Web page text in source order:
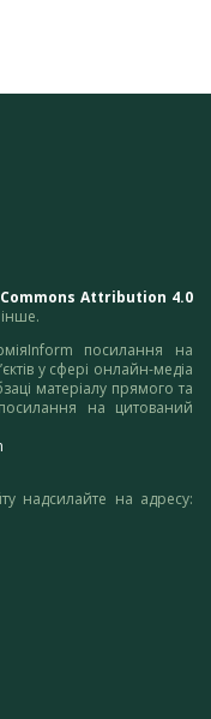
Attribution 4.0
посилання на
у сфері онлайн-медіа
матеріалу прямого та
на цитований
надсилайте на адресу: